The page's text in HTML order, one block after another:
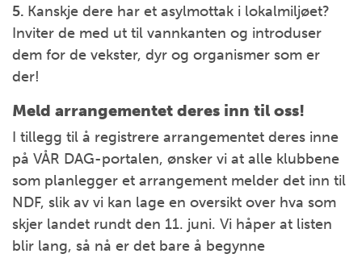
5. Kanskje dere har et asylmottak i lokalmiljøet?
Inviter de med ut til vannkanten og introduser
dem for de vekster, dyr og organismer som er
der!
Meld arrangementet deres inn til oss!
I tillegg til å registrere arrangementet deres inne
på VÅR DAG-portalen, ønsker vi at alle klubbene
som planlegger et arrangement melder det inn til
NDF, slik av vi kan lage en oversikt over hva som
skjer landet rundt den 11. juni. Vi håper at listen
blir lang, så nå er det bare å begynne